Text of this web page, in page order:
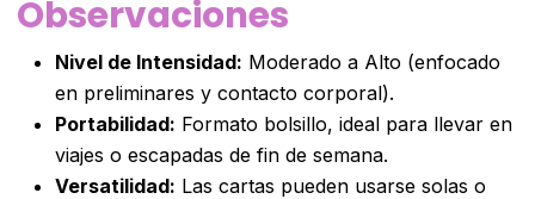
Observaciones
Nivel de Intensidad: Moderado a Alto (enfocado
en preliminares y contacto corporal).
Portabilidad: Formato bolsillo, ideal para llevar en
viajes o escapadas de fin de semana.
Versatilidad: Las cartas pueden usarse solas o